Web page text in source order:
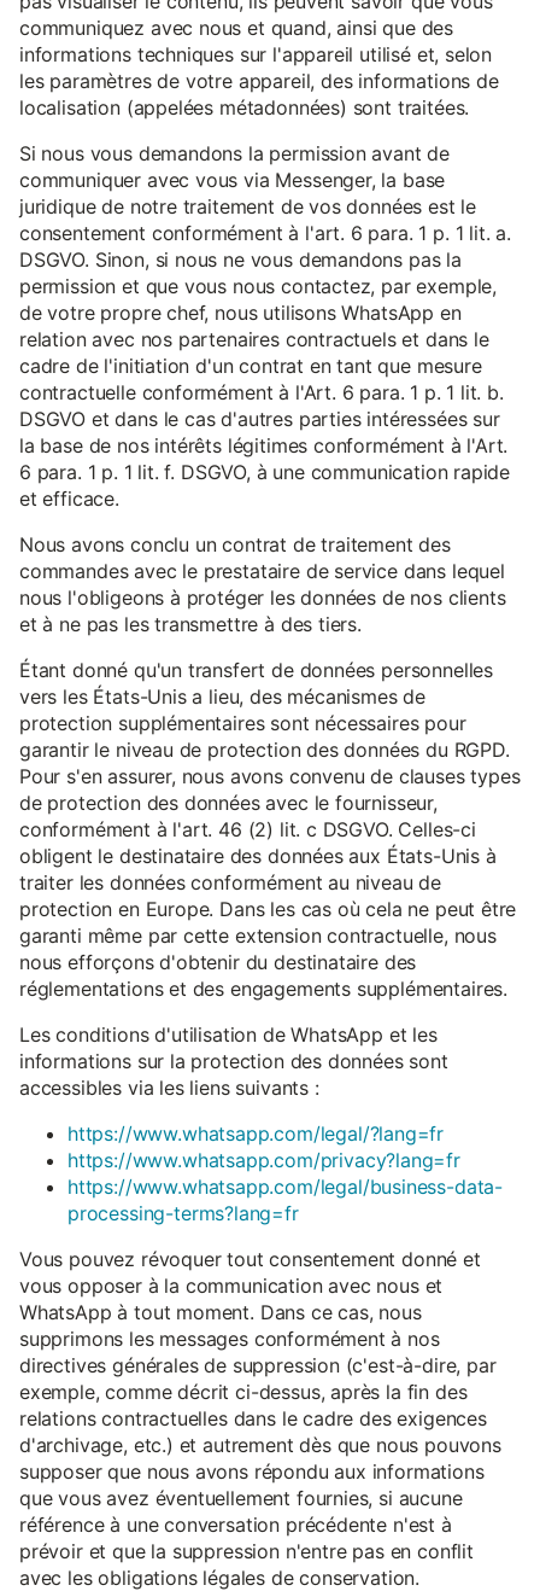
communiquez avec nous et quand, ainsi que des
informations techniques sur l'appareil utilisé et, selon
les paramètres de votre appareil, des informations de
localisation (appelées métadonnées) sont traitées.
Si nous vous demandons la permission avant de
communiquer avec vous via Messenger, la base
juridique de notre traitement de vos données est le
consentement conformément à l'art. 6 para. 1 p. 1 lit. a.
DSGVO. Sinon, si nous ne vous demandons pas la
permission et que vous nous contactez, par exemple,
de votre propre chef, nous utilisons WhatsApp en
relation avec nos partenaires contractuels et dans le
cadre de l'initiation d'un contrat en tant que mesure
contractuelle conformément à l'Art. 6 para. 1 p. 1 lit. b.
DSGVO et dans le cas d'autres parties intéressées sur
la base de nos intérêts légitimes conformément à l'Art.
6 para. 1 p. 1 lit. f. DSGVO, à une communication rapide
et efficace.
Nous avons conclu un contrat de traitement des
commandes avec le prestataire de service dans lequel
nous l'obligeons à protéger les données de nos clients
et à ne pas les transmettre à des tiers.
Étant donné qu'un transfert de données personnelles
vers les États-Unis a lieu, des mécanismes de
protection supplémentaires sont nécessaires pour
garantir le niveau de protection des données du RGPD.
Pour s'en assurer, nous avons convenu de clauses types
de protection des données avec le fournisseur,
conformément à l'art. 46 (2) lit. c DSGVO. Celles-ci
obligent le destinataire des données aux États-Unis à
traiter les données conformément au niveau de
protection en Europe. Dans les cas où cela ne peut être
garanti même par cette extension contractuelle, nous
nous efforçons d'obtenir du destinataire des
réglementations et des engagements supplémentaires.
Les conditions d'utilisation de WhatsApp et les
informations sur la protection des données sont
accessibles via les liens suivants :
https://www.whatsapp.com/legal/?lang=fr
https://www.whatsapp.com/privacy?lang=fr
https://www.whatsapp.com/legal/business-data-
processing-terms?lang=fr
Vous pouvez révoquer tout consentement donné et
vous opposer à la communication avec nous et
WhatsApp à tout moment. Dans ce cas, nous
supprimons les messages conformément à nos
directives générales de suppression (c'est-à-dire, par
exemple, comme décrit ci-dessus, après la fin des
relations contractuelles dans le cadre des exigences
d'archivage, etc.) et autrement dès que nous pouvons
supposer que nous avons répondu aux informations
que vous avez éventuellement fournies, si aucune
référence à une conversation précédente n'est à
prévoir et que la suppression n'entre pas en conflit
avec les obligations légales de conservation.